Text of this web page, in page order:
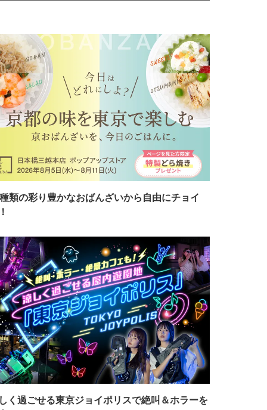
類の彩り豊かなおばんざいから自由にチョイ
く過ごせる東京ジョイポリスで絶叫＆ホラーを